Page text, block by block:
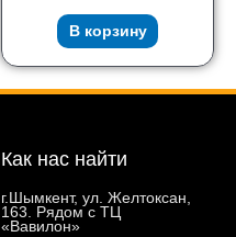
В корзину
Как нас найти
г.Шымкент, ул. Желтоксан,
163. Рядом с ТЦ
«Вавилон»